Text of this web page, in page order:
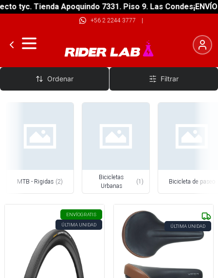
tyc. Tienda Apoquindo 7331. Piso 9. Las Condes¡ENVÍO
+56 2 2244 3777 |
Bicicletas MTB y Paseo
Ordenar Filtrar
MTB - Rigidas (2)
Bicicletas
Urbanas
(1 ) Bicicleta de paseo
ENVÍOGRATIS
ÚLTIMA UNIDAD
ÚLTIMA UNIDAD